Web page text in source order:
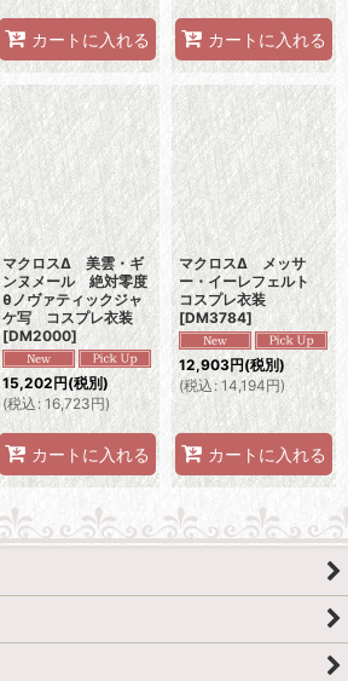
カートに入れる カートに入れる
マクロスΔ 美雲・ギ
ンヌメール 絶対零度
θノヴァティックジャ
ケ写 コスプレ衣装
[DM2000]
15,202円(税別)
(税込: 16,723円)
カートに入れる
マクロスΔ メッサ
ー・イーレフェルト
コスプレ衣装
[DM3784]
12,903円(税別)
(税込: 14,194円)
カートに入れる